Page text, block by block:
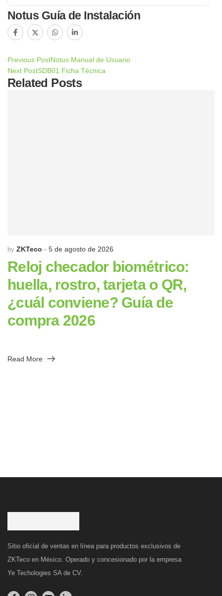
Notus Guía de Instalación
Previous PostNotus Manual de Usuario
Next PostSDB01 Ficha Técnica
Related Posts
by ZKTeco 5 de agosto de 2026
Reloj checador biométrico:
huella, rostro, tarjeta o QR,
¿cuál conviene? Guía de
compra 2026
Read More
Sitio oficial de ventas en línea para productos exclusivos de
ZKTeco en México. Operado y concesionado por la empresa
Ye Techologies SA de CV.